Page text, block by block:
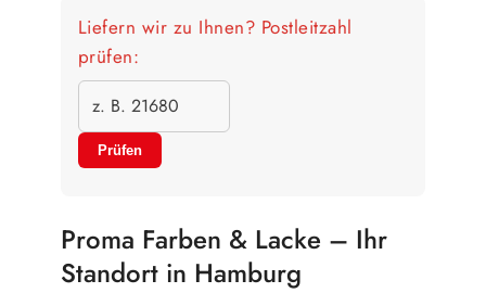
Liefern wir zu Ihnen? Postleitzahl
prüfen:
Prüfen
Proma Farben & Lacke – Ihr
Standort in Hamburg